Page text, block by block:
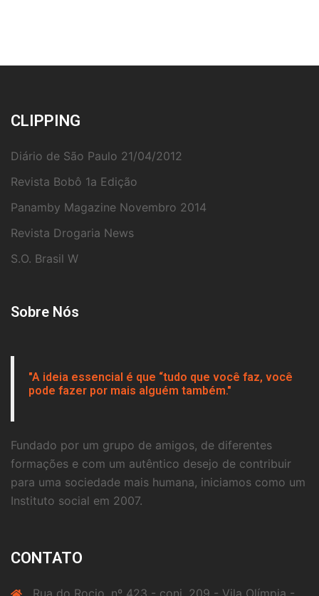
CLIPPING
Diário de São Paulo 21/04/2012
Revista Bobô 1a Edição
Panamby Magazine Novembro 2014
Revista Drogaria News
S.O. Brasil W
Sobre Nós
"A ideia essencial é que “tudo que você faz, você
pode fazer por mais alguém também."
Fundado por um grupo de amigos, de diferentes
formações e com um autêntico desejo de contribuir
para uma sociedade mais humana, iniciamos como um
Instituto social em 2007.
CONTATO